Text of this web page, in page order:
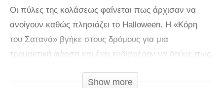
Οι πύλες της κολάσεως φαίνεται πως άρχισαν να
ανοίγουν καθώς πλησιάζει το Halloween. Η «Κόρη
του Σατανά» βγήκε στους δρόμους για μια
τρομακτική φάρσα και έχει ενδιαφέρον να δούμε πως
Show more